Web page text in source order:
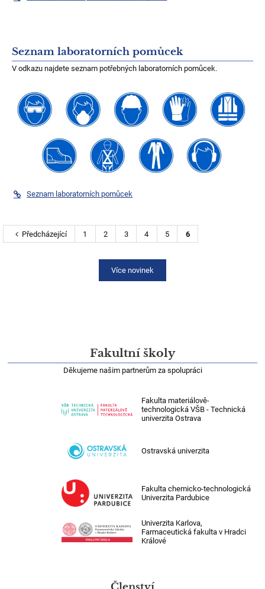
Seznam laboratorních pomůcek
V odkazu najdete seznam potřebných laboratorních pomůcek.
Seznam laboratorních pomůcek
Předcházející 1 2 3 4 5 6
Více novinek
Fakultní školy
Děkujeme našim partnerům za spolupráci
Fakulta materiálově-
technologická VŠB - Technická
univerzita Ostrava
Ostravská univerzita
Fakulta chemicko-technologická
Univerzita Pardubice
Univerzita Karlova,
Farmaceutická fakulta v Hradci
Králové